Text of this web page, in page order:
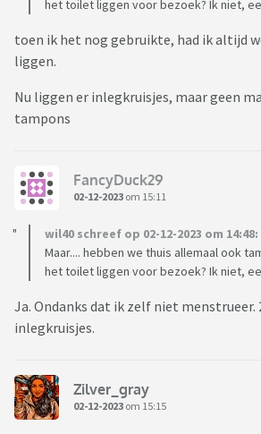
het toilet liggen voor bezoek? Ik niet,
toen ik het nog gebruikte, had ik altijd
liggen.
Nu liggen er inlegkruisjes, maar geen
tampons
FancyDuck29
02-12-2023 om 15:11
wil40 schreef op 02-12-2023 om 14:48:
Maar.... hebben we thuis allemaal ook
het toilet liggen voor bezoek? Ik niet,
Ja. Ondanks dat ik zelf niet
inlegkruisjes.
Zilver_gray
02-12-2023 om 15:15